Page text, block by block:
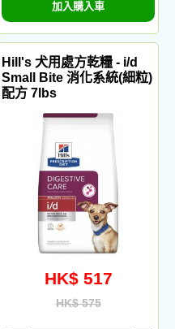
加入購入車
Hill's 犬用處方乾糧 - i/d
Small Bite 消化系統(細粒)
配方 7lbs
HK$ 517
HK$ 575